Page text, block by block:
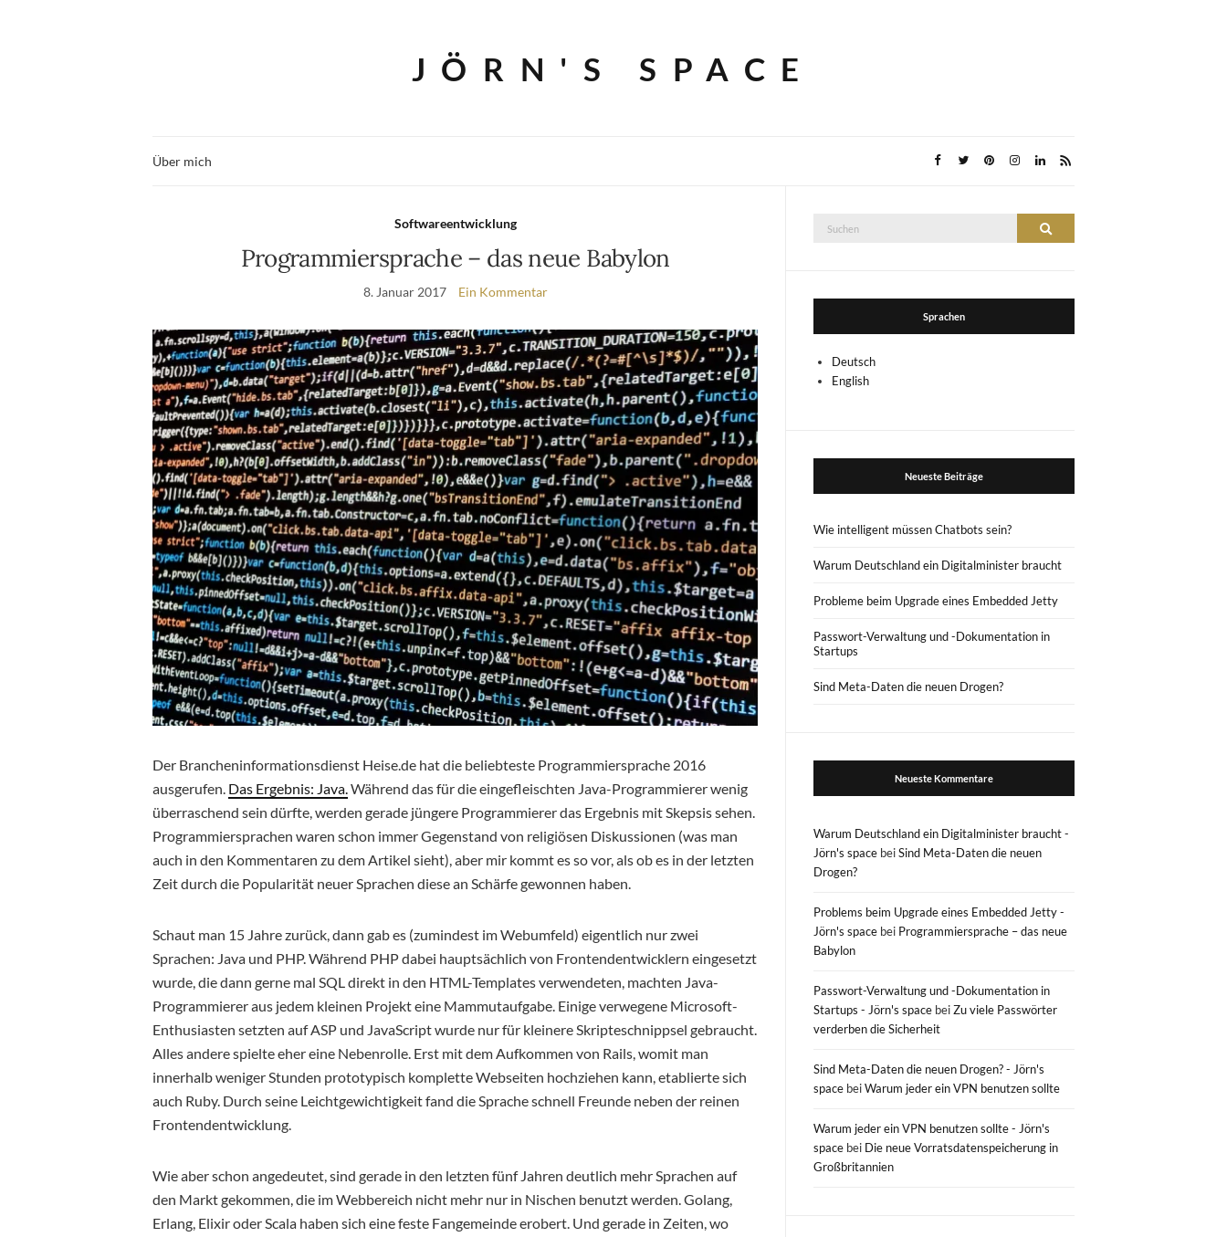
JÖRN'S SPACE
Über mich
Softwareentwicklung
Programmiersprache – das neue Babylon
8. Januar 2017 Ein Kommentar
Der Brancheninformationsdienst Heise.de hat die beliebteste Programmiersprache 2016
ausgerufen. Das Ergebnis: Java.Während das für die eingefleischten Java-Programmierer wenig
überraschend sein dürfte, werden gerade jüngere Programmierer das Ergebnis mit Skepsis sehen.
Programmiersprachen waren schon immer Gegenstand von religiösen Diskussionen (was man
auch in den Kommentaren zu dem Artikel sieht), aber mir kommt es so vor, als ob es in der letzten
Zeit durch die Popularität neuer Sprachen diese an Schärfe gewonnen haben.
Schaut man 15 Jahre zurück, dann gab es (zumindest im Webumfeld) eigentlich nur zwei
Sprachen: Java und PHP. Während PHP dabei hauptsächlich von Frontendentwicklern eingesetzt
wurde, die dann gerne mal SQL direkt in den HTML-Templates verwendeten, machten Java-
Programmierer aus jedem kleinen Projekt eine Mammutaufgabe. Einige verwegene Microsoft-
Enthusiasten setzten auf ASP und JavaScript wurde nur für kleinere Skripteschnippsel gebraucht.
Alles andere spielte eher eine Nebenrolle. Erst mit dem Aufkommen von Rails, womit man
innerhalb weniger Stunden prototypisch komplette Webseiten hochziehen kann, etablierte sich
auch Ruby. Durch seine Leichtgewichtigkeit fand die Sprache schnell Freunde neben der reinen
Frontendentwicklung.
Wie aber schon angedeutet, sind gerade in den letzten fünf Jahren deutlich mehr Sprachen auf
den Markt gekommen, die im Webbereich nicht mehr nur in Nischen benutzt werden. Golang,
Erlang, Elixir oder Scala haben sich eine feste Fangemeinde erobert. Und gerade in Zeiten, wo
Suche
Suchen
Sprachen
Deutsch
English
Neueste Beiträge
Wie intelligent müssen Chatbots sein?
Warum Deutschland ein Digitalminister braucht
Probleme beim Upgrade eines Embedded Jetty
Passwort-Verwaltung und -Dokumentation in
Startups
Sind Meta-Daten die neuen Drogen?
Neueste Kommentare
Warum Deutschland ein Digitalminister braucht -
Jörn's space beiSind Meta-Daten die neuen
Drogen?
Problems beim Upgrade eines Embedded Jetty -
Jörn's space bei Programmiersprache – das neue
Babylon
Passwort-Verwaltung und -Dokumentation in
Startups - Jörn's space beiZu viele Passwörter
verderben die Sicherheit
Sind Meta-Daten die neuen Drogen? - Jörn's
space beiWarum jeder ein VPN benutzen sollte
Warum jeder ein VPN benutzen sollte - Jörn's
space bei Die neue Vorratsdatenspeicherung in
Großbritannien